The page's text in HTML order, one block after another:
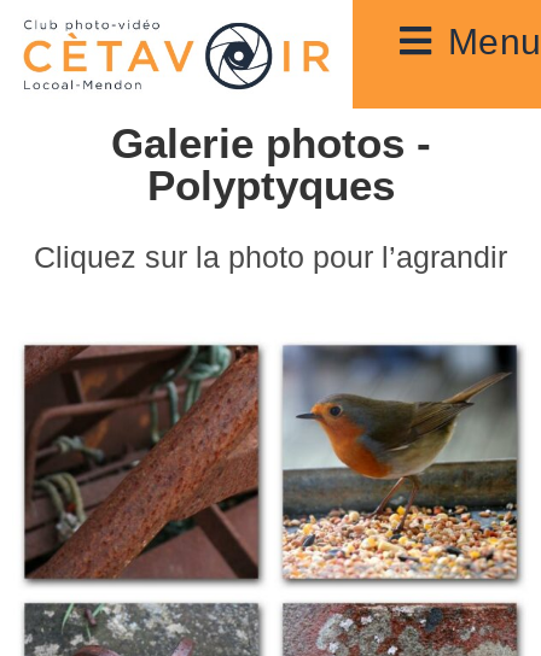
Menu
Galerie photos -
Polyptyques
Cliquez sur la photo pour l’agrandir